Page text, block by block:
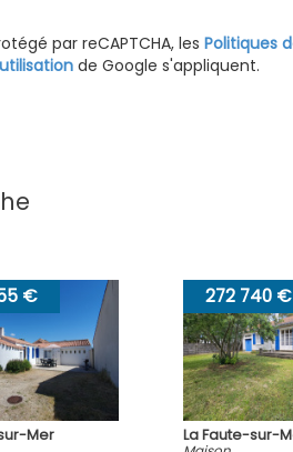
par reCAPTCHA, les Politiques
de Google s'appliquent.
272 740 €
La Faute-sur-Mer